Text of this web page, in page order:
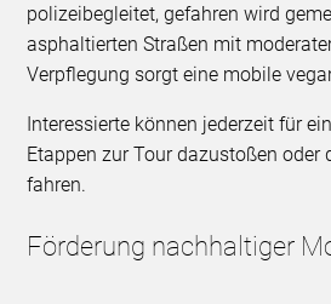
polizeibegleitet, gefahren wird
asphaltierten Straßen mit
Verpflegung sorgt eine mobile
Interessierte können jederzeit für
Etappen zur Tour dazustoßen oder
fahren.
Förderung nachhaltiger